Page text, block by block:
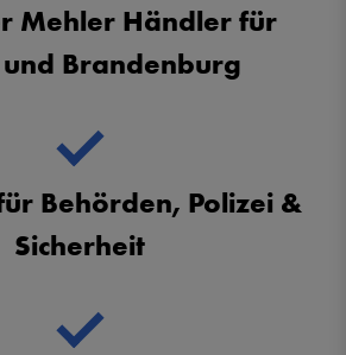
Mehler Händler für
Brandenburg
Behörden, Polizei &
Sicherheit